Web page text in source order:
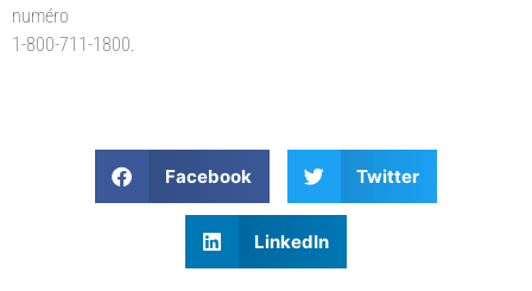
numéro
1-800-711-1800.
Facebook Twitter
LinkedIn